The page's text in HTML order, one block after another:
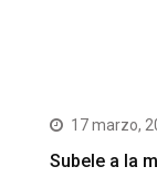
17 marzo,
Subele a la